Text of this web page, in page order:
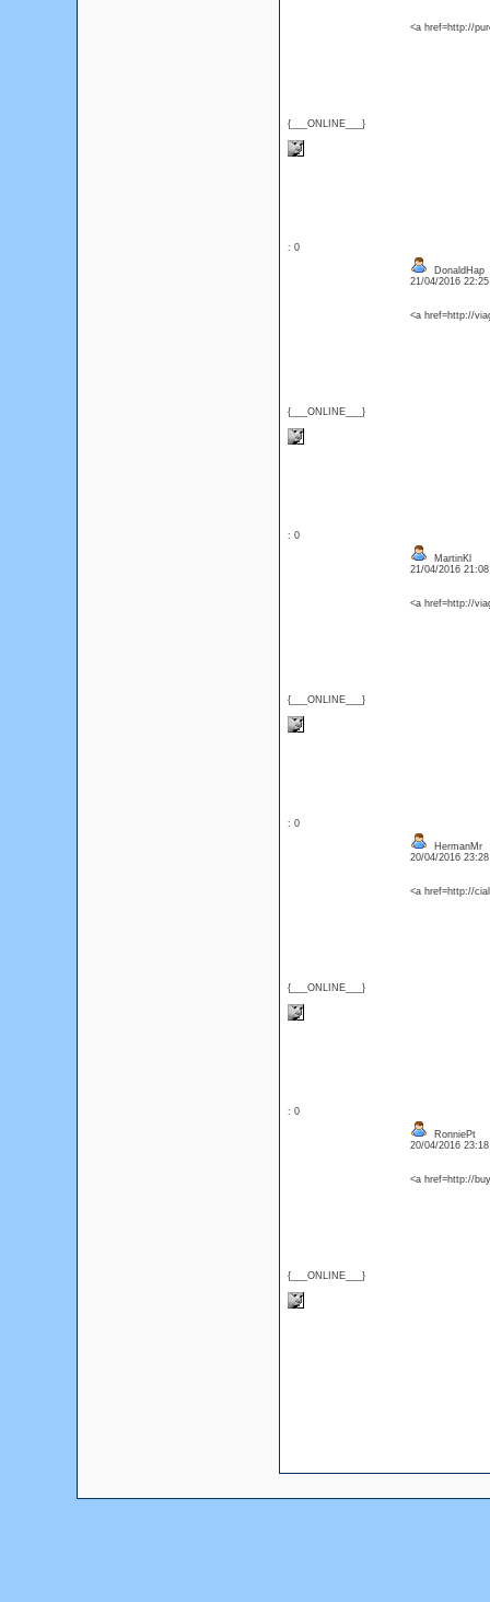
{___ONLINE___}
<a href=http://
: 0
{___ONLINE___}
DonaldHap
21/04/2016
<a href=http://
: 0
{___ONLINE___}
MartinKl
21/04/2016
<a href=http://
: 0
{___ONLINE___}
HermanMr
20/04/2016
<a href=http://
: 0
{___ONLINE___}
RonniePt
20/04/2016
<a href=http://